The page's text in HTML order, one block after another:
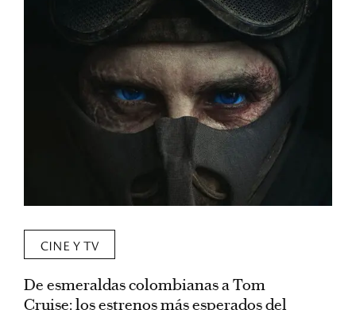
CINE Y TV
De esmeraldas colombianas a Tom
Cruise: los estrenos más esperados del